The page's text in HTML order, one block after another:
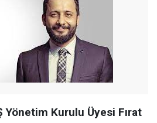
Yönetim Kurulu Üyesi Fırat